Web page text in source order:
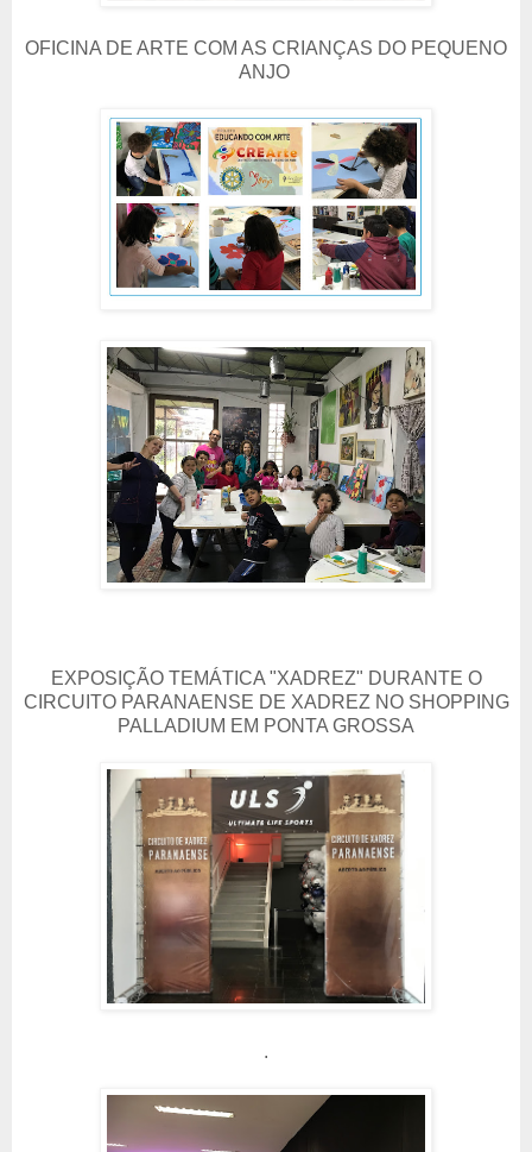
OFICINA DE ARTE COM AS CRIANÇAS DO PEQUENO
ANJO
EXPOSIÇÃO TEMÁTICA "XADREZ" DURANTE O
CIRCUITO PARANAENSE DE XADREZ NO SHOPPING
PALLADIUM EM PONTA GROSSA
.